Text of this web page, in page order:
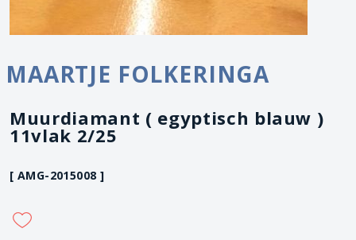
MAARTJE FOLKERINGA
Muurdiamant ( egyptisch blauw )
11vlak 2/25
[ AMG-2015008 ]